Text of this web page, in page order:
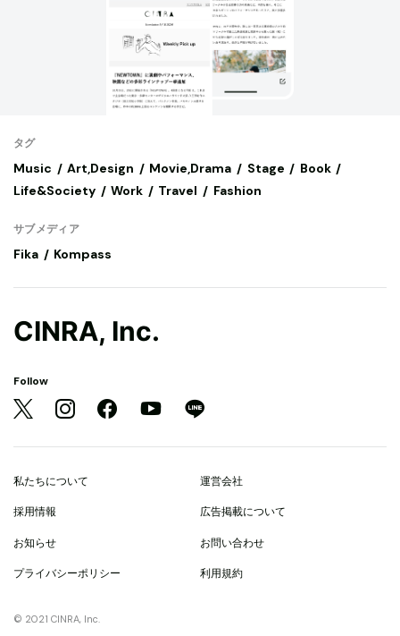
タグ
Music Art,Design Movie,Drama Stage
Book
Life&Society
Work Travel Fashion
サブメディア
Fika Kompass
CINRA, Inc.
Follow
私たちについて 運営会社
採用情報 広告掲載について
お知らせ お問い合わせ
プライバシーポリシー 利用規約
© 2021 CINRA, Inc.